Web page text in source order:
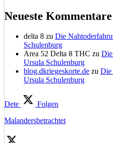
Neueste Kommentare
delta 8 zu Die
Schulenburg
Area 52 Delta 8 THC zu
Ursula Schulenburg
blog.dkriegeskorte.de zu Die
Ursula Schulenburg
Dete
Folgen
Malandersbetrachtet